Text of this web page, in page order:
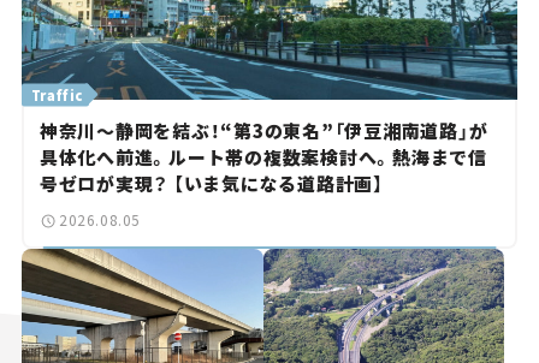
Traffic
神奈川～静岡を結ぶ！“第3の東名”「伊豆湘南道路」が
具体化へ前進。ルート帯の複数案検討へ。熱海まで信
号ゼロが実現？ 【いま気になる道路計画】
2026.08.05